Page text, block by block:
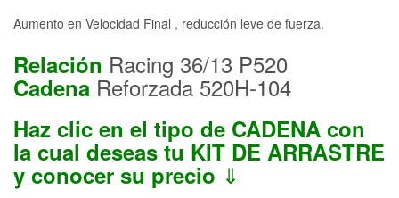
Aumento en Velocidad Final , reducción leve de fuerza.
Relación Racing 36/13 P520
Cadena Reforzada 520H-104
Haz clic en el tipo de CADENA con
la cual deseas tu KIT DE ARRASTRE
y conocer su precio ⇓